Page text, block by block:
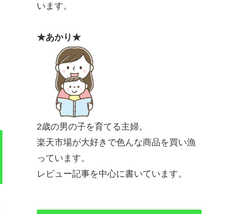
います。
★あかり★
2歳の男の子を育てる主婦。
楽天市場が大好きで色んな商品を買い漁
っています。
レビュー記事を中心に書いています。